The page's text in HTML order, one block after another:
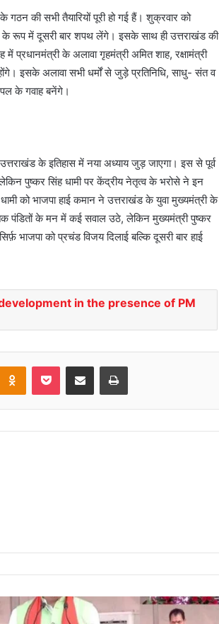
की सभी तैयारियों पूरी हो गई हैं। शुक्रवार को
के रूप में दूसरी बार शपथ लेंगे। इसके साथ ही उत्तराखंड की
प्रधानमंत्री के अलावा गृहमंत्री अमित शाह, रक्षामंत्री
इसके अलावा सभी धर्मों से जुड़े प्रतिनिधि, साधु- संत व
के गवाह बनेंगे।
के इतिहास में नया अध्याय जुड़ जाएगा। इस से पूर्व
पुष्कर सिंह धामी पर केंद्रीय नेतृत्व के भरोसे ने इन
को भाजपा हाई कमान ने उत्तराखंड के युवा मुख्यमंत्री के
पंडितों के मन में कई सवाल उठे, लेकिन मुख्यमंत्री पुष्कर
भाजपा को प्रचंड विजय दिलाई बल्कि दूसरी बार हाई
in the presence of PM